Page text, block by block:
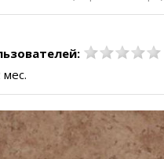
мес.